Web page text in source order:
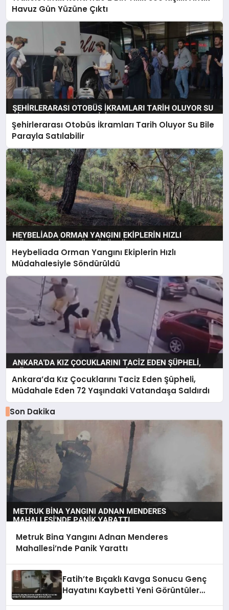
Havuz Gün Yüzüne Çıktı
Şehirlerarası Otobüs İkramları Tarih Oluyor Su Bile
Parayla Satılabilir
Heybeliada Orman Yangını Ekiplerin Hızlı
Müdahalesiyle Söndürüldü
Ankara’da Kız Çocuklarını Taciz Eden Şüpheli,
Müdahale Eden 72 Yaşındaki Vatandaşa Saldırdı
Son Dakika
Metruk Bina Yangını Adnan Menderes
Mahallesi’nde Panik Yarattı
Fatih’te Bıçaklı Kavga Sonucu Genç
Hayatını Kaybetti Yeni Görüntüler